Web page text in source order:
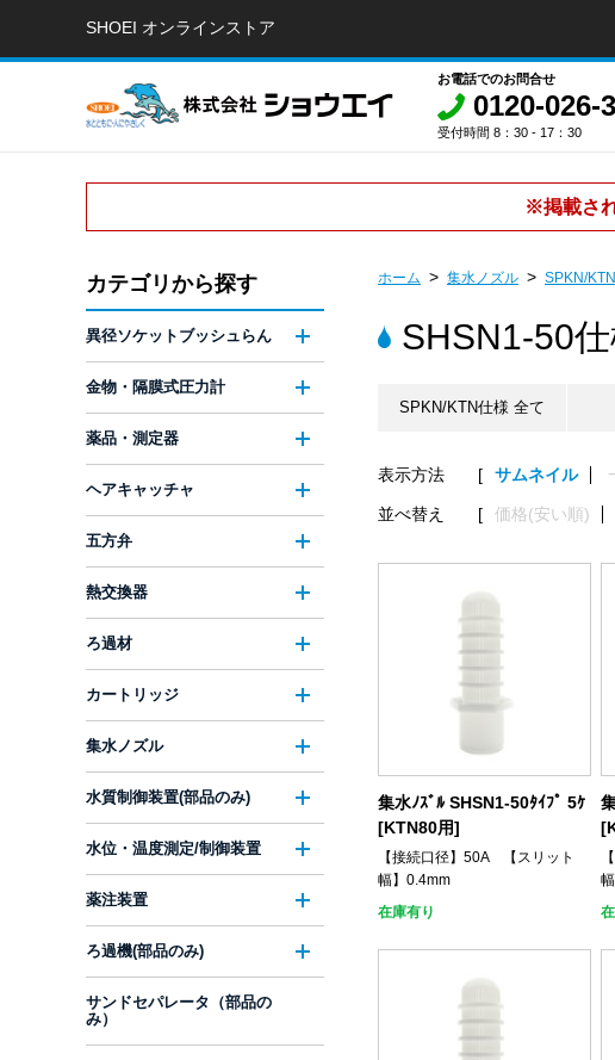
SHOEI オンラインストア
お電話でのお問合せ
0120-026-
受付時間 8：30 - 17：30
※掲載さ
ホーム 集水ノズル SPKN/
SHSN1-50
SPKN/KTN仕様 全て
表示方法 サムネイル
並べ替え 価格(安い順)
集水ﾉｽﾞﾙ SHSN1-50ﾀｲﾌﾟ 5ｹ
[KTN80用]
【接続口径】50A 【スリット
幅】0.4mm
在庫有り
カテゴリから探す
異径ソケットブッシュらん
金物・隔膜式圧力計
薬品・測定器
ヘアキャッチャ
五方弁
熱交換器
ろ過材
カートリッジ
集水ノズル
水質制御装置(部品のみ)
水位・温度測定/制御装置
薬注装置
ろ過機(部品のみ)
サンドセパレータ（部品の
み）